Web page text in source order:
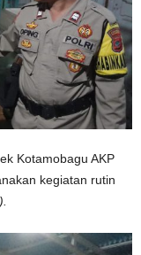
Kotamobagu AKP
kegiatan rutin